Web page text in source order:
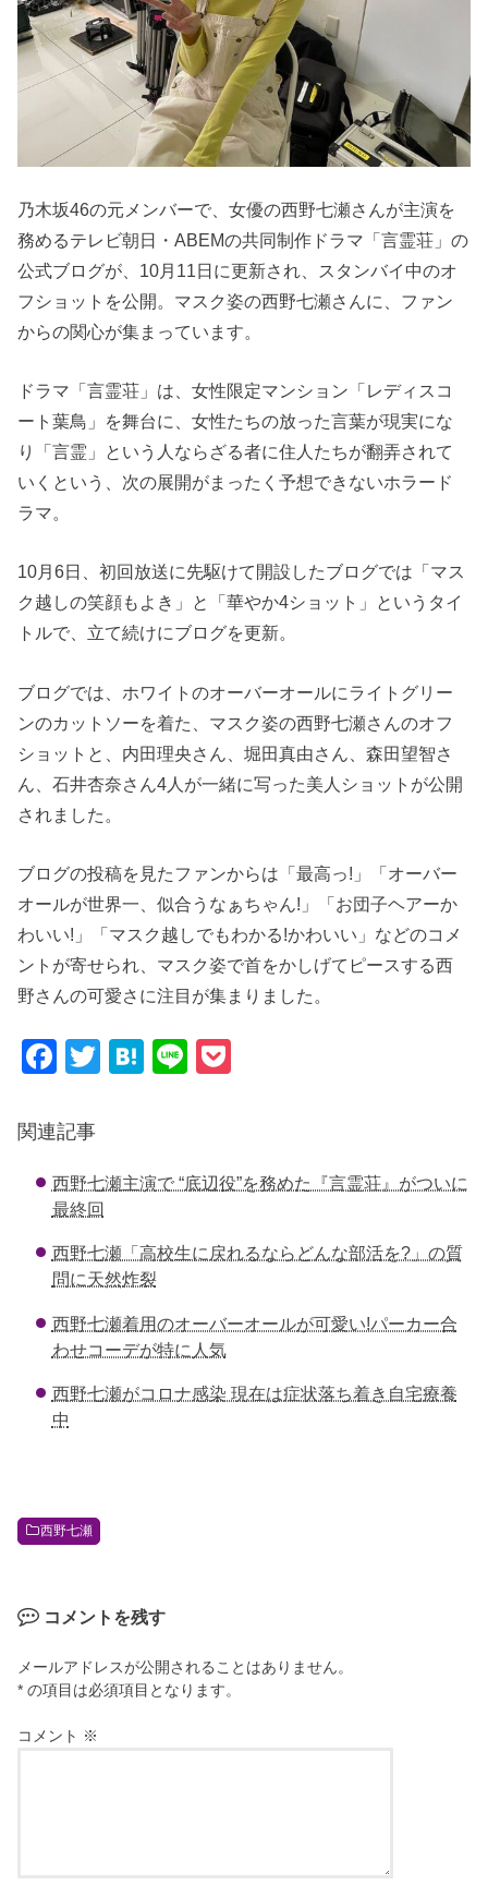
乃木坂46の元メンバーで、女優の西野七瀬さんが主演を
務めるテレビ朝日・ABEMの共同制作ドラマ「言霊荘」の
公式ブログが、10月11日に更新され、スタンバイ中のオ
フショットを公開。マスク姿の西野七瀬さんに、ファン
からの関心が集まっています。
ドラマ「言霊荘」は、女性限定マンション「レディスコ
ート葉鳥」を舞台に、女性たちの放った言葉が現実にな
り「言霊」という人ならざる者に住人たちが翻弄されて
いくという、次の展開がまったく予想できないホラード
ラマ。
10月6日、初回放送に先駆けて開設したブログでは「マス
ク越しの笑顔もよき」と「華やか4ショット」というタイ
トルで、立て続けにブログを更新。
ブログでは、ホワイトのオーバーオールにライトグリー
ンのカットソーを着た、マスク姿の西野七瀬さんのオフ
ショットと、内田理央さん、堀田真由さん、森田望智さ
ん、石井杏奈さん4人が一緒に写った美人ショットが公開
されました。
ブログの投稿を見たファンからは「最高っ!」「オーバー
オールが世界一、似合うなぁちゃん!」「お団子ヘアーか
わいい!」「マスク越しでもわかる!かわいい」などのコメ
ントが寄せられ、マスク姿で首をかしげてピースする西
野さんの可愛さに注目が集まりました。
F
c
b
o
o
k
T
H
a
Li
関連記事
西野七瀬主演で “底辺役”を務めた『言霊荘』がついに
最終回
西野七瀬「高校生に戻れるならどんな部活を?」の質
問に天然炸裂
西野七瀬着用のオーバーオールが可愛い!パーカー合
わせコーデが特に人気
西野七瀬がコロナ感染 現在は症状落ち着き自宅療養
中
西野七瀬
コメントを残す
メールアドレスが公開されることはありません。
* の項目は必須項目となります。
コメント ※